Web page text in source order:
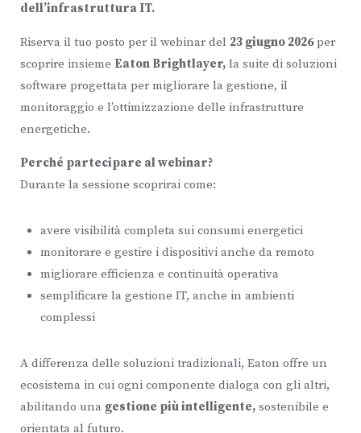
dell’infrastruttura IT.
Riserva il tuo posto per il webinar del 23 giugno 2026per
scoprire insieme Eaton Brightlayer, la suite di soluzioni
software progettata per migliorare la gestione, il
monitoraggio e l’ottimizzazione delle infrastrutture
energetiche.
Perché partecipare al webinar?
Durante la sessione scoprirai come:
avere visibilità completa sui consumi energetici
monitorare e gestire i dispositivi anche da remoto
migliorare efficienza e continuità operativa
semplificare la gestione IT, anche in ambienti
complessi
A differenza delle soluzioni tradizionali, Eaton offre un
ecosistema in cui ogni componente dialoga con gli altri,
abilitando una gestione più intelligente, sostenibile e
orientata al futuro.